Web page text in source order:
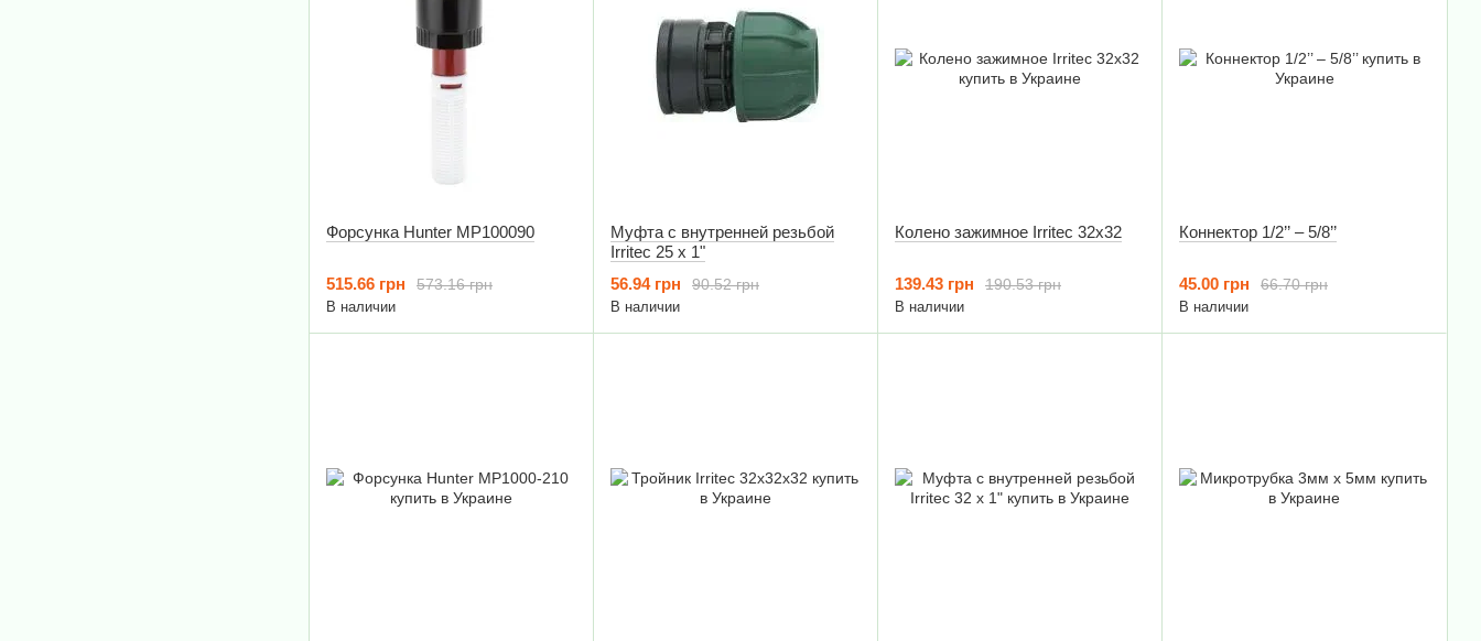
Форсунка Hunter MP100090
573.16 грн
515.66 грн
В наличии
Муфта с внутренней резьбой
Irritec 25 х 1"
90.52 грн
56.94 грн
В наличии
Колено зажимное Irritec 32x32
190.53 грн
139.43 грн
В наличии
Коннектор 1/2’’ – 5/8’’
66.70 грн
45.00 грн
В наличии